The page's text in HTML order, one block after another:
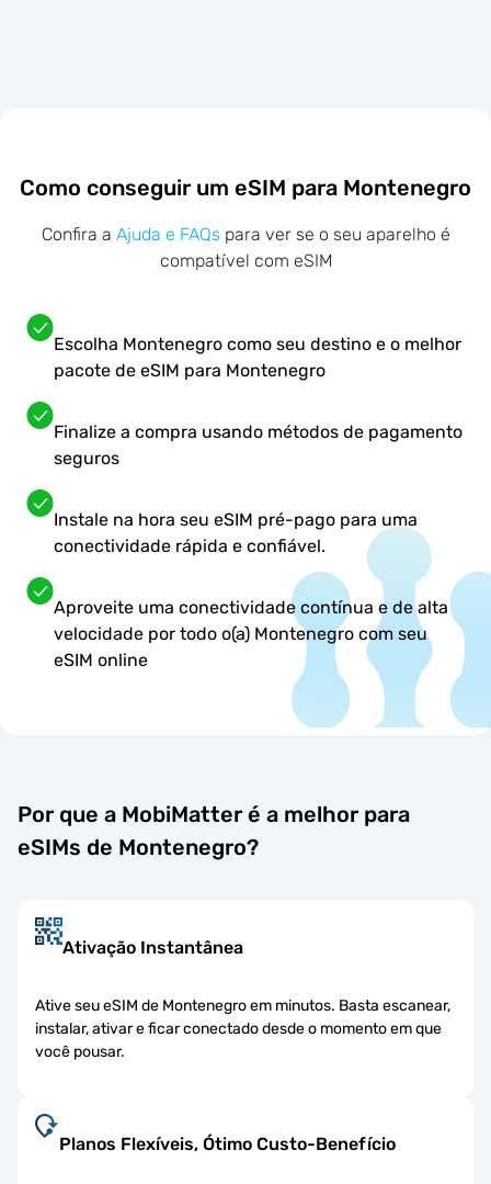
Como conseguir um eSIM para Montenegro
Confira a Ajuda e FAQs para ver se o seu aparelho é
compatível com eSIM
Escolha Montenegro como seu destino e o melhor
pacote de eSIM para Montenegro
Finalize a compra usando métodos de pagamento
seguros
Instale na hora seu eSIM pré-pago para uma
conectividade rápida e confiável.
Aproveite uma conectividade contínua e de alta
velocidade por todo o(a) Montenegro com seu
eSIM online
Por que a MobiMatter é a melhor para
eSIMs de Montenegro?
Ativação Instantânea
Ative seu eSIM de Montenegro em minutos. Basta escanear,
instalar, ativar e ficar conectado desde o momento em que
você pousar.
Planos Flexíveis, Ótimo Custo-Benefício